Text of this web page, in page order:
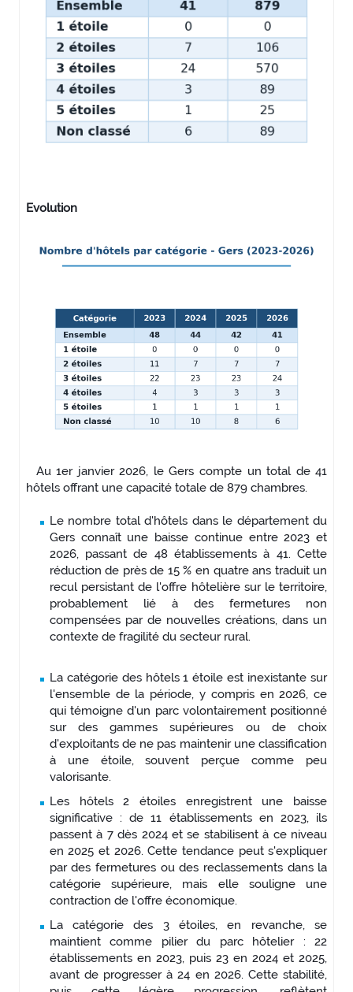
Evolution
Au 1er janvier 2026, le Gers compte un total de 41
hôtels offrant une capacité totale de 879 chambres.
Le nombre total d'hôtels dans le département du
Gers connaît une baisse continue entre 2023 et
2026, passant de 48 établissements à 41. Cette
réduction de près de 15 % en quatre ans traduit un
recul persistant de l'offre hôtelière sur le territoire,
probablement lié à des fermetures non
compensées par de nouvelles créations, dans un
contexte de fragilité du secteur rural.
La catégorie des hôtels 1 étoile est inexistante sur
l'ensemble de la période, y compris en 2026, ce
qui témoigne d'un parc volontairement positionné
sur des gammes supérieures ou de choix
d'exploitants de ne pas maintenir une classification
à une étoile, souvent perçue comme peu
valorisante.
Les hôtels 2 étoiles enregistrent une baisse
significative : de 11 établissements en 2023, ils
passent à 7 dès 2024 et se stabilisent à ce niveau
en 2025 et 2026. Cette tendance peut s'expliquer
par des fermetures ou des reclassements dans la
catégorie supérieure, mais elle souligne une
contraction de l'offre économique.
La catégorie des 3 étoiles, en revanche, se
maintient comme pilier du parc hôtelier : 22
établissements en 2023, puis 23 en 2024 et 2025,
avant de progresser à 24 en 2026. Cette stabilité,